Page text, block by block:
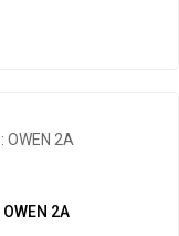
REF. : OWEN 2A